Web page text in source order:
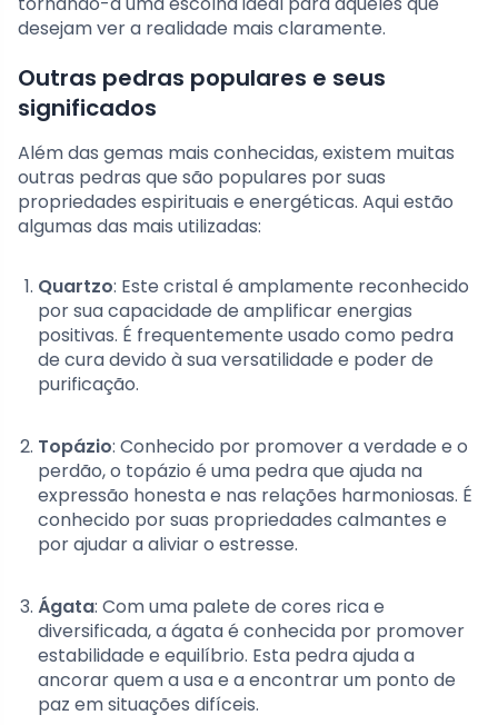
desejam ver a realidade mais claramente.
Outras pedras populares e seus
significados
Além das gemas mais conhecidas, existem muitas
outras pedras que são populares por suas
propriedades espirituais e energéticas. Aqui estão
algumas das mais utilizadas:
Quartzo: Este cristal é amplamente reconhecido
por sua capacidade de amplificar energias
positivas. É frequentemente usado como pedra
de cura devido à sua versatilidade e poder de
purificação.
Topázio: Conhecido por promover a verdade e o
perdão, o topázio é uma pedra que ajuda na
expressão honesta e nas relações harmoniosas. É
conhecido por suas propriedades calmantes e
por ajudar a aliviar o estresse.
Ágata: Com uma palete de cores rica e
diversificada, a ágata é conhecida por promover
estabilidade e equilíbrio. Esta pedra ajuda a
ancorar quem a usa e a encontrar um ponto de
paz em situações difíceis.